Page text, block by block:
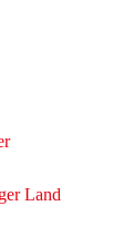
Land